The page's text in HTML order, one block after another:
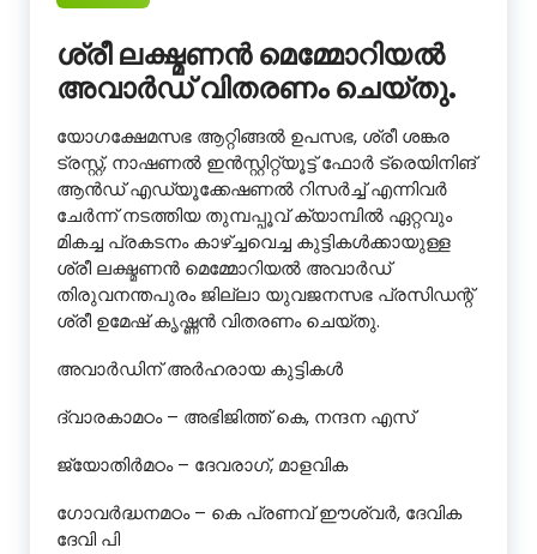
ശ്രീ ലക്ഷ്മണൻ മെമ്മോറിയൽ
അവാർഡ് വിതരണം ചെയ്തു.
യോഗക്ഷേമസഭ ആറ്റിങ്ങൽ ഉപസഭ, ശ്രീ ശങ്കര
ട്രസ്റ്റ്, നാഷണൽ ഇൻസ്റ്റിറ്റ്യൂട്ട് ഫോർ ട്രെയിനിങ്
ആൻഡ് എഡ്യൂക്കേഷണൽ റിസർച്ച് എന്നിവർ
ചേർന്ന് നടത്തിയ തുമ്പപ്പൂവ് ക്യാമ്പിൽ ഏറ്റവും
മികച്ച പ്രകടനം കാഴ്ച്ചവെച്ച കുട്ടികൾക്കായുള്ള
ശ്രീ ലക്ഷ്മണൻ മെമ്മോറിയൽ അവാർഡ്
തിരുവനന്തപുരം ജില്ലാ യുവജനസഭ പ്രസിഡന്റ്
ശ്രീ ഉമേഷ് കൃഷ്ണൻ വിതരണം ചെയ്തു.
അവാർഡിന് അർഹരായ കുട്ടികൾ
ദ്വാരകാമഠം – അഭിജിത്ത് കെ, നന്ദന എസ്
ജ്യോതിർമഠം – ദേവരാഗ്, മാളവിക
ഗോവർദ്ധനമഠം – കെ പ്രണവ് ഈശ്വർ, ദേവിക
ദേവി പി